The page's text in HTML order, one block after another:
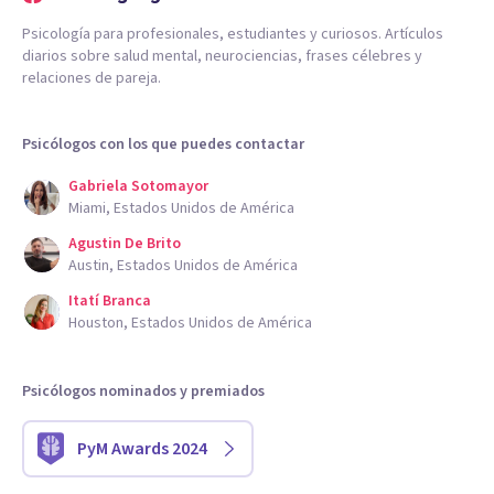
Psicología para profesionales, estudiantes y curiosos. Artículos
diarios sobre salud mental, neurociencias, frases célebres y
relaciones de pareja.
Psicólogos con los que puedes contactar
Gabriela Sotomayor
Miami, Estados Unidos de América
Agustin De Brito
Austin, Estados Unidos de América
Itatí Branca
Houston, Estados Unidos de América
Psicólogos nominados y premiados
PyM Awards 2024